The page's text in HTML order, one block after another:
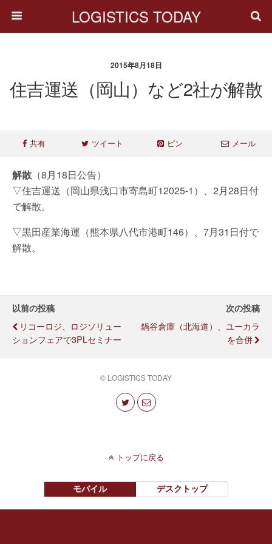
LOGISTICS TODAY
2015年8月18日
住吉運送（岡山）など2社が解散
共有 ツイート ピン メール
解散 （8月18日公告）
▽住吉運送（岡山県浅口市寄島町12025-1）、2月28日付
で解散。
▽黒田産業海運（熊本県八代市港町146）、7月31日付で
解散。
以前の投稿
リコーロジ、ロジソリュー
ションフェアで3PLセミナー
次の投稿
鍋谷倉庫（北海道）、ユーカラ
を合併
© LOGISTICS TODAY
トップに戻る
モバイル デスクトップ